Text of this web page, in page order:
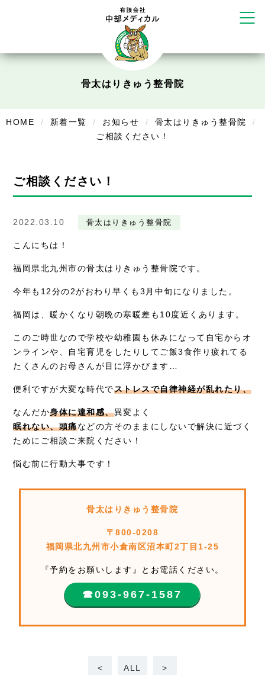
かえる堂鍼灸院 整骨院 うるま店 ウェルネス鍼灸院・接骨院 甲府千
塚店
リラクゼーション
Cure
在宅部門事務所
お知らせ
症例別施術
採用情報
骨太はりきゅう整骨院
HOME 新着一覧 お知らせ
骨太はりきゅう整骨院
ご相談ください！
ご相談ください！
2022.03.10 骨太はりきゅう整骨院
こんにちは！
福岡県北九州市の骨太はりきゅう整骨院です。
今年も12分の2がおわり早くも3月中旬になりました。
福岡は、暖かくなり朝晩の寒暖差も10度近くあります。
このご時世なので学校や幼稚園も休みになって自宅からオ
ンラインや、自宅育児をしたりしてご飯3食作り疲れてる
たくさんのお母さんが目に浮かびます…
便利ですが大変な時代でストレスで自律神経が乱れたり、
なんだか身体に違和感、異変よく
眠れない、頭痛などの方そのままにしないで解決に近づく
ためにご相談ご来院ください！
悩む前に行動大事です！
骨太はりきゅう整骨院
〒800-0208
福岡県北九州市小倉南区沼本町2丁目1-25
『予約をお願いします』とお電話ください。
☎︎093-967-1587
< ALL >